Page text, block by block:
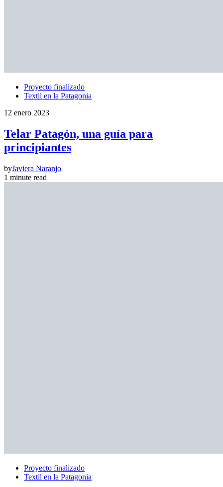
Proyecto finalizado
Textil en la Patagonia
12 enero 2023
Telar Patagón, una guía para
principiantes
byJaviera Naranjo
1 minute read
Proyecto finalizado
Textil en la Patagonia